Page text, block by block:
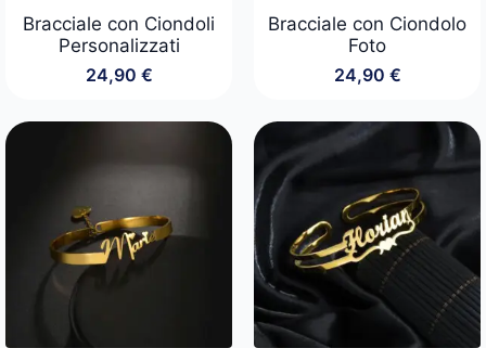
Bracciale con Ciondoli
Personalizzati
24,90 €
Bracciale con Ciondolo
Foto
24,90 €